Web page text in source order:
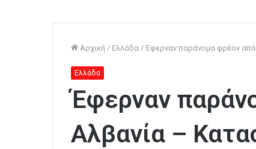
Αρχική / Ελλάδα / Έφερναν παράνομα φρέον από
Ελλάδα
Έφερναν
Αλβανία –